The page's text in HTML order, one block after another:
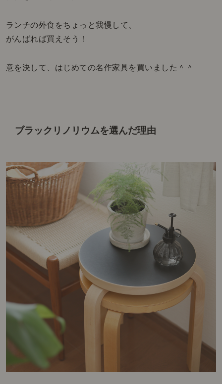
ランチの外食をちょっと我慢して、
がんばれば買えそう！
意を決して、はじめての名作家具を買いました＾＾
ブラックリノリウムを選んだ理由